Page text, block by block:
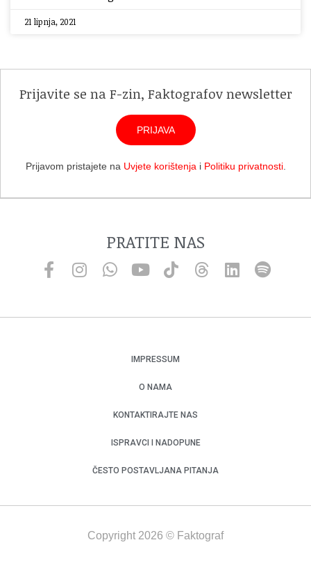
21 lipnja, 2021
Prijavite se na F-zin, Faktografov newsletter
PRIJAVA
Prijavom pristajete na Uvjete korištenja i Politiku privatnosti.
PRATITE NAS
IMPRESSUM
O NAMA
KONTAKTIRAJTE NAS
ISPRAVCI I NADOPUNE
ČESTO POSTAVLJANA PITANJA
Copyright 2026 © Faktograf